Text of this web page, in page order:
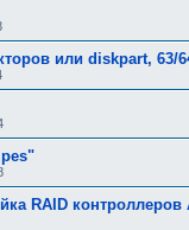
или diskpart, 63/
RAID контроллеров